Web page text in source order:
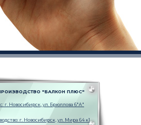
"БАЛКОН ПЛЮС"
г. Новоcибирск, ул. Брюллова 6"А"
г. Новоcибирск, ул. Мира 64 к1